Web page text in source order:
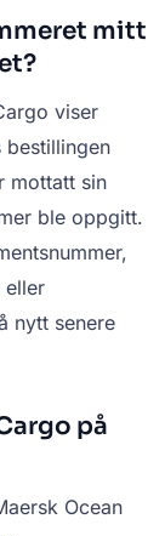
mitt
viser
bestillingen
mottatt sin
ble oppgitt.
eller
nytt senere
på
Ocean